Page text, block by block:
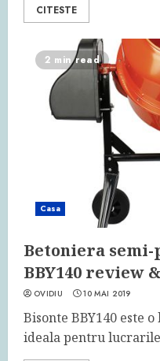
CITESTE
2 min read
Casa
Betoniera
BBY140 review
OVIDIU 10 MAI 2019
Bisonte BBY140 este
ideala pentru lucrarile